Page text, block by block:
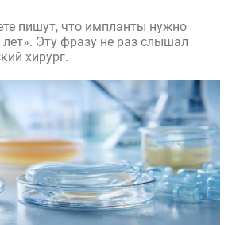
пишут, что импланты нужно
Эту фразу не раз слышал
хирург.